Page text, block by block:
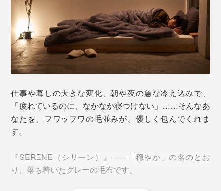
仕事や暮しの大きな変化、朝や夜の急な冷え込みで、
「疲れているのに、なかなか寝つけない」……そんなあ
なたを、フワッフワの毛並みが、優しく包んでくれま
す。
『SERENE（シリーン）』――「穏やか」の名のとお
り、落ち着いたグレーの毛布です。